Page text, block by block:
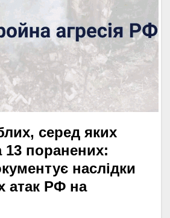
серед яких
13 поранених:
наслідки
атак РФ на